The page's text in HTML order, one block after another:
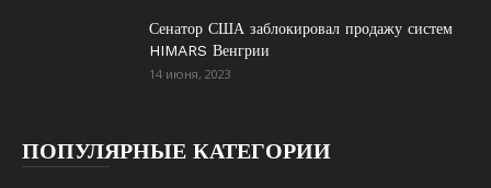
Сенатор США заблокировал продажу систем
HIMARS Венгрии
14 июня, 2023
ПОПУЛЯРНЫЕ КАТЕГОРИИ